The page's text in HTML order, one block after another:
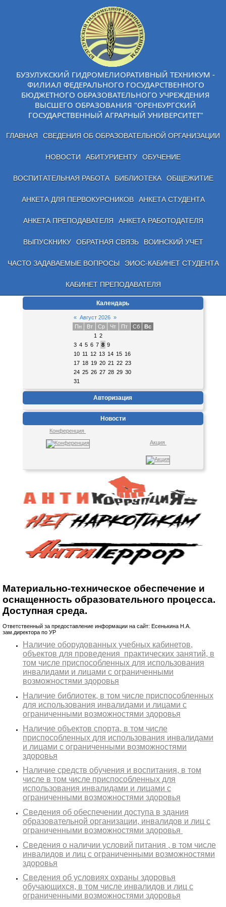
БУЗУЛУКСКИЙ ГИДРОМЕЛИОРАТИВНЫЙ ТЕХНИКУМ -
ФИЛИАЛ ФЕДЕРАЛЬНОГО ГОСУДАРСТВЕННОГО
БЮДЖЕТНОГО ОБРАЗОВАТЕЛЬНОГО УЧРЕЖДЕНИЯ
ВЫСШЕГО ОБРАЗОВАНИЯ "ОРЕНБУРГСКИЙ
ГОСУДАРСТВЕННЫЙ АГРАРНЫЙ УНИВЕРСИТЕТ"
ГЛАВНАЯ СВЕДЕНИЯ ОБ ОБРАЗОВАТЕЛЬНОЙ ОРГАНИЗАЦИИ
НОВОСТИ АБИТУРИЕНТУ ОБУЧЕНИЕ
ВОСПИТАТЕЛЬНАЯ РАБОТА БИБЛИОТЕКА ОБЩЕЖИТИЕ
АНКЕТА ДЛЯ ПЕРВОКУРСНИКОВ АНКЕТА СТУДЕНТА
АНКЕТА ПРЕПОДАВАТЕЛЯ АНКЕТА РАБОТОДАТЕЛЯ
ВЫПУСКНИКУ ОБРАТНАЯ СВЯЗЬ ВОИНСКИЙ УЧЕТ
ЧАСТО ЗАДАВАЕМЫЕ ВОПРОСЫ ЭИОС-КАБИНЕТ СТУДЕНТА
КАБИНЕТ ПРЕПОДАВАТЕЛЯ
Календарь
« Август 2026 »
Пн
Вт Ср Чт Пт Сб
Вс
1 2
3 4 5 6 7 8 9
10 11 12 13 14 15 16
17 18 19 20 21 22 23
24 25 26 27 28 29 30
31
Авторизация
Новости
Конференция
Акция
Материально-техническое обеспечение и
оснащенность образовательного процесса.
Доступная среда.
Ответственный за предоставление информации на сайт: Есенькина Н.А.
зам.директора по УР
Наличие оборудованных учебных кабинетов,
объектов для проведения практических занятий, в
том числе приспособленных для использования
инвалидами и лицами с ограниченными
возможностями здоровья
Наличие библиотек, в том числе приспособленных
для использования инвалидами и лицами с
ограниченными возможностями здоровья
Наличие объектов спорта, в том числе
приспособленных для использования инвалидами
и лицами с ограниченными возможностями
здоровья
Наличие средств обучения и воспитания, в том
числе в том числе приспособленных для
использования инвалидами и лицами с
ограниченными возможностями здоровья
Сведения об обеспечении доступа в здания
образовательной организации, инвалидов и лиц с
ограниченными возможностями здоровья
Сведения о наличии условий питания , в том числе
инвалидов и лиц с ограниченными возможностями
здоровья
Сведения об условиях охраны здоровья
обучающихся, в том числе инвалидов и лиц с
ограниченными возможностями здоровья